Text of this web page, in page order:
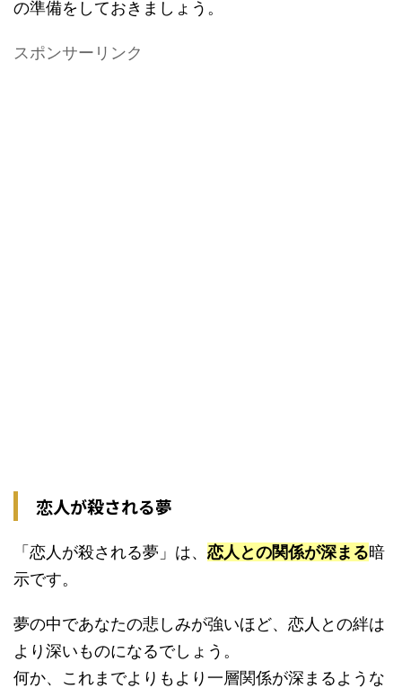
の準備をしておきましょう。
スポンサーリンク
恋人が殺される夢
「恋人が殺される夢」は、 恋人との関係が深まる暗
示です。
夢の中であなたの悲しみが強いほど、恋人との絆は
より深いものになるでしょう。
何か、これまでよりもより一層関係が深まるような